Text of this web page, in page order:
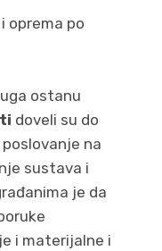
oprema po
ostanu
doveli su do
na
sustava i
je da
i materijalne i